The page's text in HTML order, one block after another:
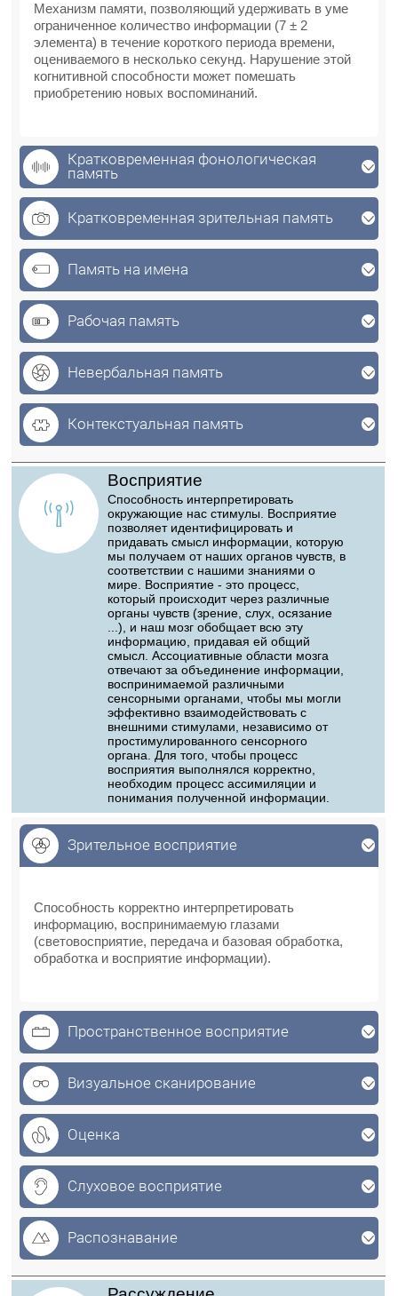
Механизм памяти, позволяющий удерживать в уме
ограниченное количество информации (7 ± 2
элемента) в течение короткого периода времени,
оцениваемого в несколько секунд. Нарушение этой
когнитивной способности может помешать
приобретению новых воспоминаний.
Кратковременная фонологическая
память
Кратковременная зрительная память
Память на имена
Рабочая память
Невербальная память
Контекстуальная память
Восприятие
Способность интерпретировать
окружающие нас стимулы. Восприятие
позволяет идентифицировать и
придавать смысл информации, которую
мы получаем от наших органов чувств, в
соответствии с нашими знаниями о
мире. Восприятие - это процесс,
который происходит через различные
органы чувств (зрение, слух, осязание
...), и наш мозг обобщает всю эту
информацию, придавая ей общий
смысл. Ассоциативные области мозга
отвечают за объединение информации,
воспринимаемой различными
сенсорными органами, чтобы мы могли
эффективно взаимодействовать с
внешними стимулами, независимо от
простимулированного сенсорного
органа. Для того, чтобы процесс
восприятия выполнялся корректно,
необходим процесс ассимиляции и
понимания полученной информации.
Зрительное восприятие
Способность корректно интерпретировать
информацию, воспринимаемую глазами
(световосприятие, передача и базовая обработка,
обработка и восприятие информации).
Пространственное восприятие
Визуальное сканирование
Оценка
Слуховое восприятие
Распознавание